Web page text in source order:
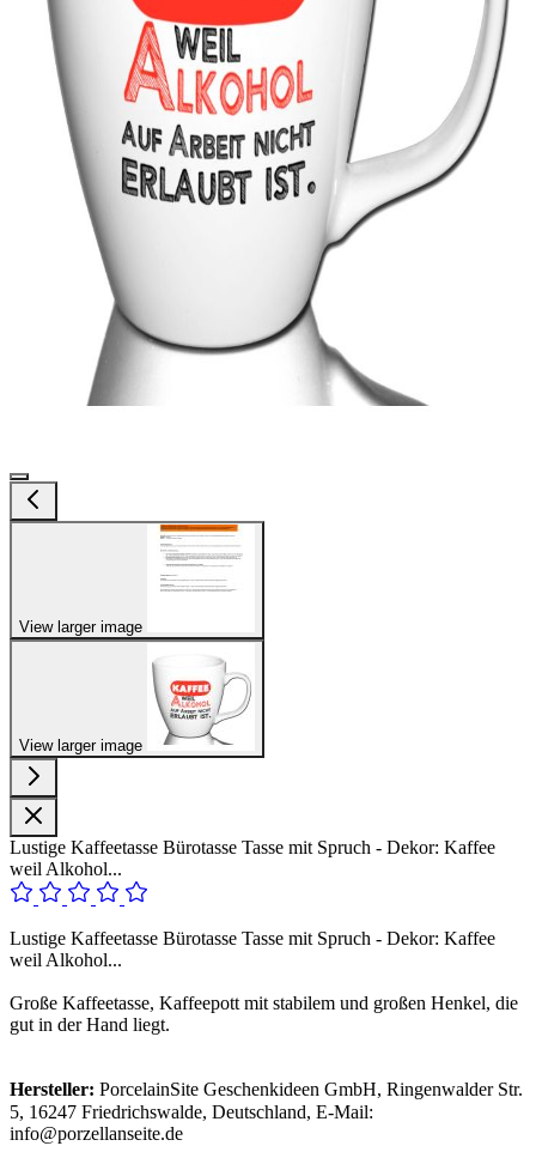
View larger image
View larger image
Lustige Kaffeetasse Bürotasse Tasse mit Spruch - Dekor: Kaffee
weil Alkohol...
Lustige Kaffeetasse Bürotasse Tasse mit Spruch - Dekor: Kaffee
weil Alkohol...
Große Kaffeetasse, Kaffeepott mit stabilem und großen Henkel, die
gut in der Hand liegt.
Hersteller: PorcelainSite Geschenkideen GmbH, Ringenwalder Str.
5, 16247 Friedrichswalde, Deutschland, E-Mail:
info@porzellanseite.de